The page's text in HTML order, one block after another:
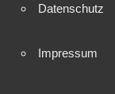
Datenschutz
Impressum